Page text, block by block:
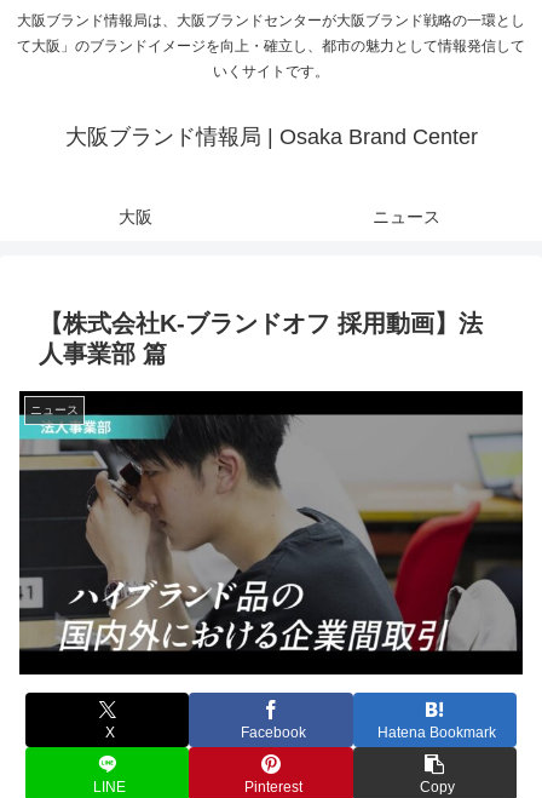
大阪ブランド情報局は、大阪ブランドセンターが大阪ブランド戦略の一環とし
て大阪」のブランドイメージを向上・確立し、都市の魅力として情報発信して
いくサイトです。
大阪ブランド情報局 | Osaka Brand Center
大阪 ニュース
【株式会社K-ブランドオフ 採用動画】法
人事業部 篇
ニュース
X Facebook Hatena Bookmark
LINE Pinterest Copy